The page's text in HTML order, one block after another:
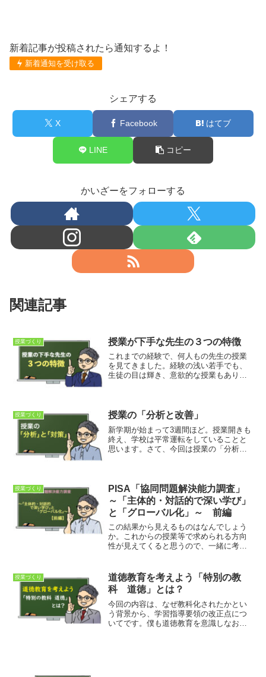
新着記事が投稿されたら通知するよ！
新着通知を受け取る
シェアする
X Facebook はてブ
LINE コピー
かいざーをフォローする
関連記事
授業づくり 授業が下手な先生の３つの特徴
これまでの経験で、何人もの先生の授業
を見てきました。経験の浅い若手でも、
生徒の目は輝き、意欲的な授業もありま
求められるのは「授業力」です。1日でも
早く上手くなるためにも、今回のポイン
トを押さえて授業準備をしていきましょ
う。
授業づくり 授業の「分析と改善」
新学期が始まって3週間ほど。授業開きも
終え、学校は平常運転をしていることと
思います。さて、今回は授業の「分析と
評価をつける時期になってからだと遅い
ので「分析と改善」について、今から考
えていきましょう。
授業づくり
PISA「協同問題解決能力調査」
～「主体的・対話的で深い学び」
と「グローバル化」～ 前編
この結果から見えるものはなんでしょう
か。これからの授業等で求められる方向
性が見えてくると思うので、一緒に考え
授業づくり
道徳教育を考えよう「特別の教
科 道徳」とは？
今回の内容は、なぜ教科化されたかとい
う背景から、学習指導要領の改正点につ
いてです。僕も道徳教育を意識しなおす